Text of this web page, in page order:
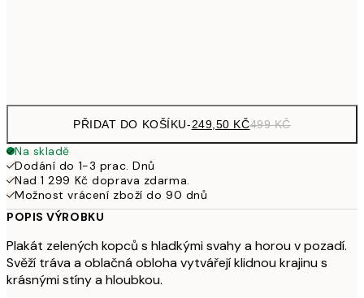
PŘIDAT DO KOŠÍKU-249,50 KČ499 KČ
Na skladě
Dodání do 1-3 prac. Dnů
Nad 1 299 Kč doprava zdarma.
Možnost vrácení zboží do 90 dnů
POPIS VÝROBKU
Plakát zelených kopců s hladkými svahy a horou v pozadí.
Svěží tráva a oblačná obloha vytvářejí klidnou krajinu s
krásnými stíny a hloubkou.